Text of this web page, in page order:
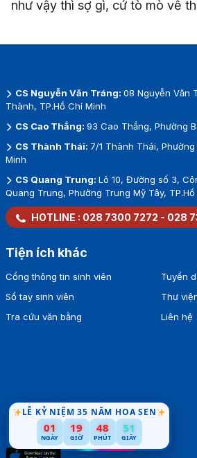
LỄ KỶ NIỆM 35 NĂM HOA SEN
01
NGÀY
19
GIỜ
48
PHÚT
50
GIÂY
như vậy thì sợ gì, cứ tò mò về
CS Nguyễn Văn Tráng: 08 Nguyễn Văn
Thành, TP.Hồ Chí Minh
CS Cao Thắng: 93 Cao Thắng, Phường
CS Thành Thái: 7/1 Thành Thái,
Minh
CS Quang Trung: Lô 10, Đường số 3,
Quang Trung, Phường Trung Mỹ Tây,
HOTLINE : 028 7300 7272 - 028
Tiện ích khác
Cổng thông tin sinh viên
Sổ tay sinh viên
Tra cứu văn bằng
Tuyển
Thư
Liên hệ